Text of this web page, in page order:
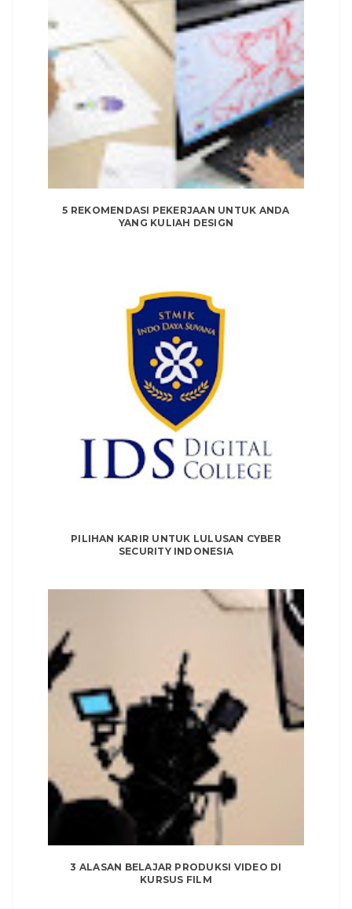
5 REKOMENDASI PEKERJAAN UNTUK ANDA
YANG KULIAH DESIGN
PILIHAN KARIR UNTUK LULUSAN CYBER
SECURITY INDONESIA
3 ALASAN BELAJAR PRODUKSI VIDEO DI
KURSUS FILM